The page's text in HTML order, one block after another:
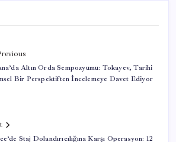
Altın Orda Sempozyumu: Tokayev, Tarihi
Bir Perspektiften İncelemeye Davet Ediyor
Staj Dolandırıcılığına Karşı Operasyon: 12